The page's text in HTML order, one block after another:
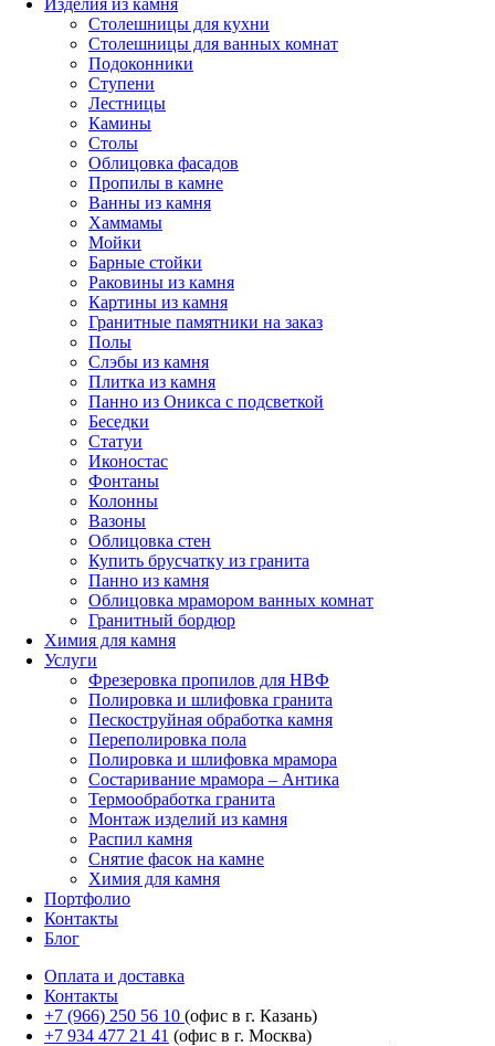
Изделия из камня
Столешницы для кухни
Столешницы для ванных комнат
Подоконники
Ступени
Лестницы
Камины
Столы
Облицовка фасадов
Пропилы в камне
Ванны из камня
Хаммамы
Мойки
Барные стойки
Раковины из камня
Картины из камня
Гранитные памятники на заказ
Полы
Слэбы из камня
Плитка из камня
Панно из Оникса с подсветкой
Беседки
Статуи
Иконостас
Фонтаны
Колонны
Вазоны
Облицовка стен
Купить брусчатку из гранита
Панно из камня
Облицовка мрамором ванных комнат
Гранитный бордюр
Химия для камня
Услуги
Фрезеровка пропилов для НВФ
Полировка и шлифовка гранита
Пескоструйная обработка камня
Переполировка пола
Полировка и шлифовка мрамора
Состаривание мрамора – Антика
Термообработка гранита
Монтаж изделий из камня
Распил камня
Снятие фасок на камне
Химия для камня
Портфолио
Контакты
Блог
Оплата и доставка
Контакты
+7 (966) 250 56 10 (офис в г. Казань)
+7 934 477 21 41 (офис в г. Москва)